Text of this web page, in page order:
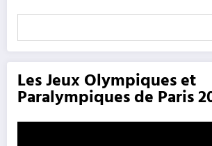
Les Jeux Olympiques et
Paralympiques de Paris